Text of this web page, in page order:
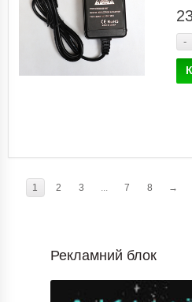
-
1 2 3 7 8 →
Рекламний блок